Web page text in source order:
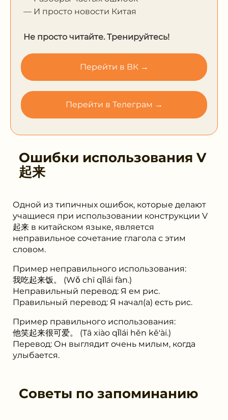
— И просто новости Китая
Не просто читайте. Тренируйтесь!
Перейти в ВК →
Перейти в Телеграм →
Ошибки использования V
起来
Одной из типичных ошибок, которые делают
учащиеся при использовании конструкции V
起来 в китайском языке, является
неправильное сочетание глагола с этим
словом.
Пример неправильного использования:
我吃起来饭。 (Wǒ chī qǐlái fàn.)
Неправильный перевод: Я ем рис.
Правильный перевод: Я начал(а) есть рис.
Пример правильного использования:
他笑起来很可爱。 (Tā xiào qǐlái hěn kě'ài.)
Перевод: Он выглядит очень милым, когда
улыбается.
Советы по запоминанию